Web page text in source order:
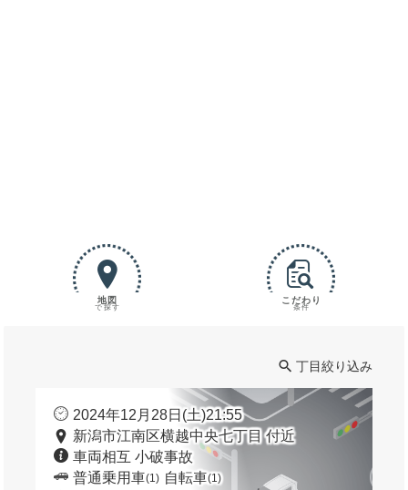
地図
で探す
こだわり
条件
丁目絞り込み
2024年12月28日(土)21:55
新潟市江南区横越中央七丁目 付近
車両相互 小破事故
普通乗用車(1) 自転車(1)